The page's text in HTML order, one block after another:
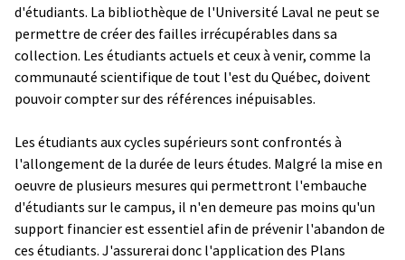
d'étudiants. La bibliothèque de l'Université Laval ne peut se
permettre de créer des failles irrécupérables dans sa
collection. Les étudiants actuels et ceux à venir, comme la
communauté scientifique de tout l'est du Québec, doivent
pouvoir compter sur des références inépuisables.
Les étudiants aux cycles supérieurs sont confrontés à
l'allongement de la durée de leurs études. Malgré la mise en
oeuvre de plusieurs mesures qui permettront l'embauche
d'étudiants sur le campus, il n'en demeure pas moins qu'un
support financier est essentiel afin de prévenir l'abandon de
ces étudiants. J'assurerai donc l'application des Plans